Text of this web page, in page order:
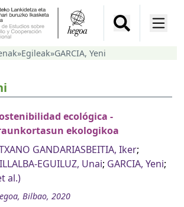
»Egileak»GARCIA, Yeni
ecológica -
ekologikoa
GANDARIASBEITIA, Iker;
EGUILUZ, Unai; GARCIA, Yeni;
al.)
Bilbao, 2020